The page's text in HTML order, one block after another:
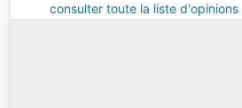
consulter toute la liste d'opinions